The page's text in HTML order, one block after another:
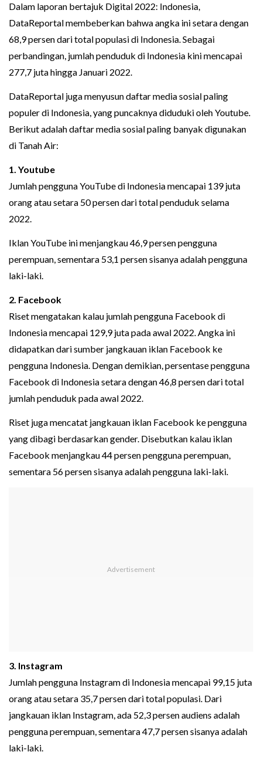
Dalam laporan bertajuk Digital 2022: Indonesia,
DataReportal membeberkan bahwa angka ini setara dengan
68,9 persen dari total populasi di Indonesia. Sebagai
perbandingan, jumlah penduduk di Indonesia kini mencapai
277,7 juta hingga Januari 2022.
DataReportal juga menyusun daftar media sosial paling
populer di Indonesia, yang puncaknya diduduki oleh Youtube.
Berikut adalah daftar media sosial paling banyak digunakan
di Tanah Air:
1. Youtube
Jumlah pengguna YouTube di Indonesia mencapai 139 juta
orang atau setara 50 persen dari total penduduk selama
2022.
Iklan YouTube ini menjangkau 46,9 persen pengguna
perempuan, sementara 53,1 persen sisanya adalah pengguna
laki-laki.
2. Facebook
Riset mengatakan kalau jumlah pengguna Facebook di
Indonesia mencapai 129,9 juta pada awal 2022. Angka ini
didapatkan dari sumber jangkauan iklan Facebook ke
pengguna Indonesia. Dengan demikian, persentase pengguna
Facebook di Indonesia setara dengan 46,8 persen dari total
jumlah penduduk pada awal 2022.
Riset juga mencatat jangkauan iklan Facebook ke pengguna
yang dibagi berdasarkan gender. Disebutkan kalau iklan
Facebook menjangkau 44 persen pengguna perempuan,
sementara 56 persen sisanya adalah pengguna laki-laki.
3. Instagram
Jumlah pengguna Instagram di Indonesia mencapai 99,15 juta
orang atau setara 35,7 persen dari total populasi. Dari
jangkauan iklan Instagram, ada 52,3 persen audiens adalah
pengguna perempuan, sementara 47,7 persen sisanya adalah
laki-laki.